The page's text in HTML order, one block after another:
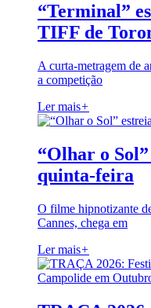
“Terminal”
TIFF de
A curta-metragem de
a competição
Ler mais+
“Olhar o
quinta-feira
O filme hipnotizante
Cannes, chega em
Ler mais+